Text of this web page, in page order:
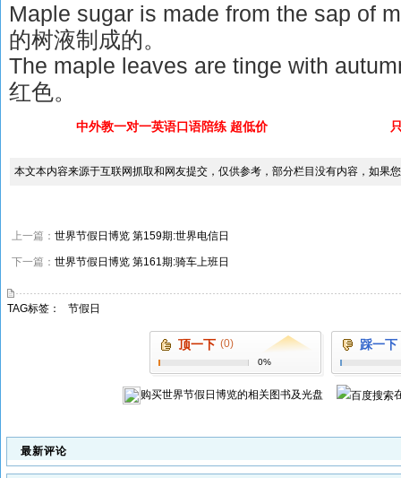
Maple sugar is made from the sap of
的树液制成的。
The maple leaves are tinge with
红色。
中外教一对一英语口语陪练 超低价
本文本内容来源于互联网抓取和网友提交，仅供参考，部分栏目没有内容，如果
上一篇： 世界节假日博览 第159期:世界电信日
下一篇： 世界节假日博览 第161期:骑车上班日
TAG标签： 节假日
顶一下 (0)
0%
踩一下
购买世界节假日博览的相关图书及光盘
最新评论